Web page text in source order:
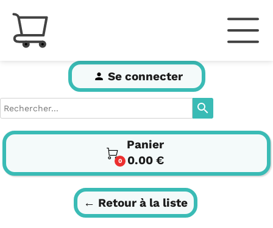
person Se connecter
search

0
Panier
0.00 €
← Retour à la liste